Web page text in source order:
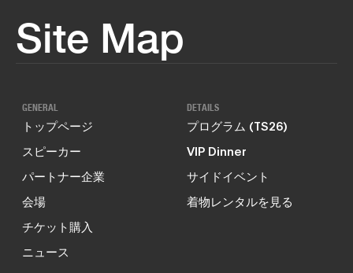
Site Map
GENERAL
トップページ
スピーカー
パートナー企業
会場
チケット購入
ニュース
DETAILS
プログラム (TS26)
VIP Dinner
サイドイベント
着物レンタルを見る